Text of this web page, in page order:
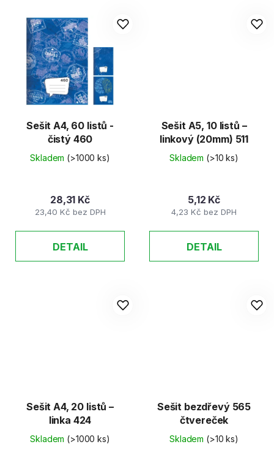
Sešit A4, 60 listů -
čistý 460
Skladem (>1000 ks)
23,40 Kč bez DPH
28,31 Kč
DETAIL
Sešit A5, 10 listů –
linkový (20mm) 511
Skladem (>10 ks)
4,23 Kč bez DPH
5,12 Kč
DETAIL
Sešit A4, 20 listů –
linka 424
Skladem (>1000 ks)
Sešit bezdřevý 565
čtvereček
Skladem (>10 ks)